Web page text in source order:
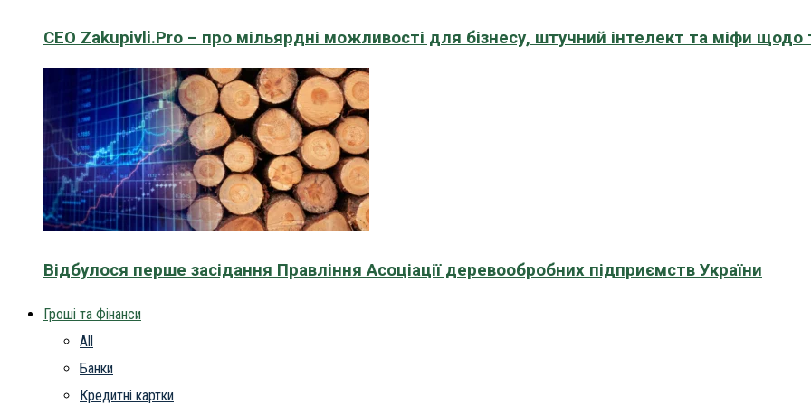
CEO Zakupivli.Pro – про мільярдні можливості для бізнесу, штучний інтелект та міфи щодо
Відбулося перше засідання Правління Асоціації деревообробних підприємств України
Гроші та Фінанси
All
Банки
Кредитні картки